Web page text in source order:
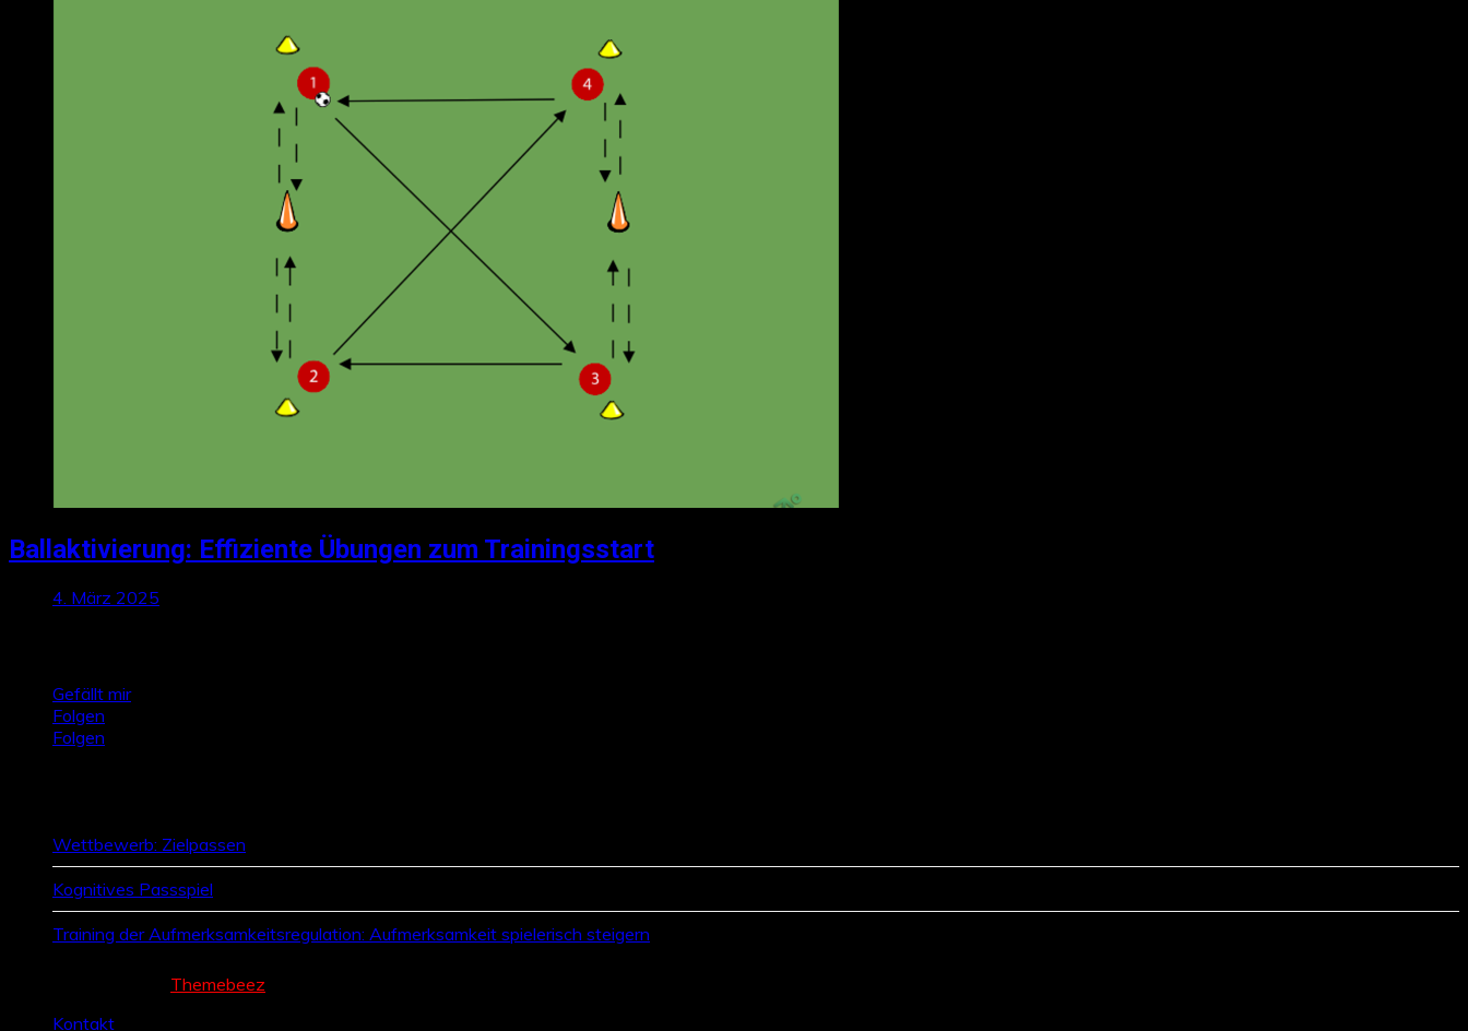
Ballaktivierung: Effiziente Übungen zum Trainingsstart
4. März 2025
Gefällt mir
Folgen
Folgen
Wettbewerb: Zielpassen
Kognitives Passspiel
Training der Aufmerksamkeitsregulation: Aufmerksamkeit spielerisch steigern
Themebeez
Kontakt